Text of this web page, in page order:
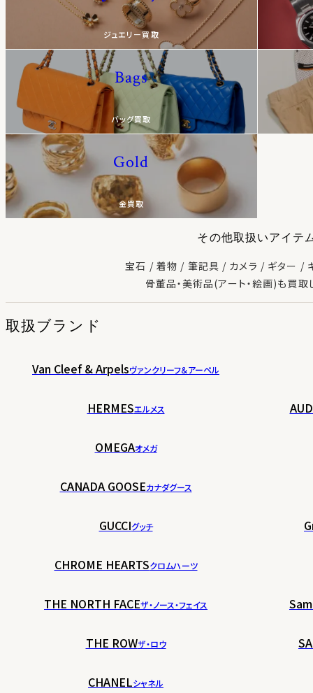
ジュエリー買取
Bags
バッグ買取
Gold
金買取
その他取扱いアイテ
宝石 着物 筆記具 カメラ ギター
骨董品・美術品(アート・絵画)も買取
取扱ブランド
Van Cleef & Arpelsヴァンクリーフ＆アーペル
HERMESエルメス
OMEGAオメガ
CANADA GOOSEカナダグース
GUCCIグッチ
CHROME HEARTSクロムハーツ
THE NORTH FACEザ・ノース・フェイス
THE ROWザ・ロウ
CHANELシャネル